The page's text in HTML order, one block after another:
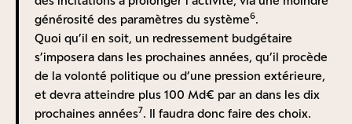
investies les cotisations. Il est variable selon
l’allocation des actifs (actions, obligations, bons du
Trésor, immobilier, etc.). Toutefois, sur le temps long,
le taux de rendement du capital est supérieur au taux
de croissance économique (« r>g »), comme l’a
démontré Thomas Piketty10. Cela a d’ailleurs pu être
compris les plus modestes, ceux qui n’épargnent pas
et n’ont pas accès aux fruits du capital8, qu’un système
de capitalisation obligatoire, prend tout son sens. Dans
la suite de l’article, nous nous concentrons donc sur la
question de la construction d’un pilier par
capitalisation obligatoire, qui fait l’objet de critiques
générosité des paramètres du système6.
Quoi qu’il en soit, un redressement budgétaire
s’imposera dans les prochaines années, qu’il procède
de la volonté politique ou d’une pression extérieure,
et devra atteindre plus 100 Md€ par an dans les dix
prochaines années7. Il faudra donc faire des choix.